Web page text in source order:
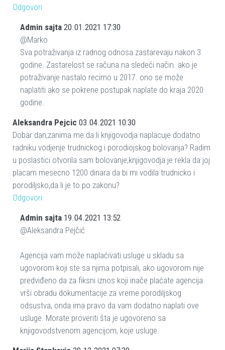
Odgovori
Admin sajta 20.01.2021 17:30
@Marko
Sva potraživanja iz radnog odnosa zastarevaju nakon 3
godine. Zastarelost se računa na sledeći način. ako je
potraživanje nastalo recimo u 2017. ono se može
naplatiti ako se pokrene postupak naplate do kraja 2020
godine.
Aleksandra Pejcic 03.04.2021 10:30
Dobar dan,zanima me da li knjigovodja naplacuje dodatno
radniku vodjenje trudnickog i porodiojskog bolovanja? Radim
u poslastici otvorila sam bolovanje,knjigovodja je rekla da joj
placam mesecno 1200 dinara da bi mi vodila trudnicko i
porodiljsko,da li je to po zakonu?
Odgovori
Admin sajta 19.04.2021 13:52
@Aleksandra Pejčić
Agencija vam može naplaćivati usluge u skladu sa
ugovorom koji ste sa njima potpisali, ako ugovorom nije
predviđeno da za fiksni iznos koji inače plaćate agencija
vrši obradu dokumentacije za vreme porodiljskog
odsustva, onda ima pravo da vam dodatno naplati ove
usluge. Morate proveriti šta je ugovoreno sa
knjigovodstvenom agencijom, koje usluge.